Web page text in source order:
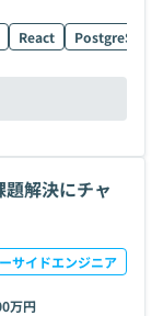
React PostgreSQL
題解決にチャ
サイドエンジニア
万円